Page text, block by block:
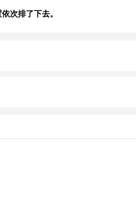
次排了下去。